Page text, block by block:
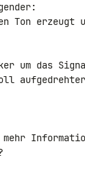
Ton erzeugt
um das
aufgedrehter